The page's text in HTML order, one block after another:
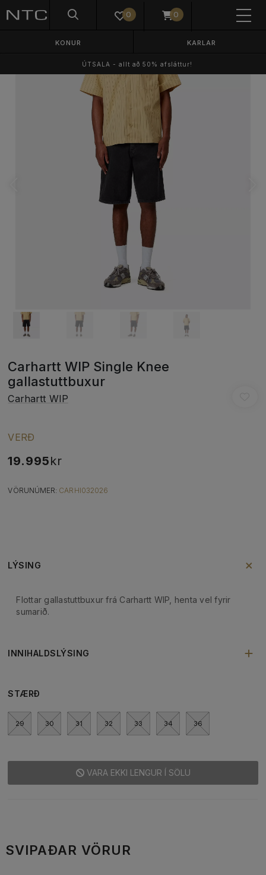
0 0
KONUR KARLAR
ÚTSALA - allt að 50% afsláttur!
Carhartt WIP Single Knee
gallastuttbuxur
Carhartt WIP
VERÐ
19.995kr
VÖRUNÚMER: CARHI032026
LÝSING
Flottar gallastuttbuxur frá Carhartt WIP, henta vel fyrir
sumarið.
INNIHALDSLÝSING
STÆRÐ
29 30 31 32 33 34 36
VARA EKKI LENGUR Í SÖLU
SVIPAÐAR VÖRUR